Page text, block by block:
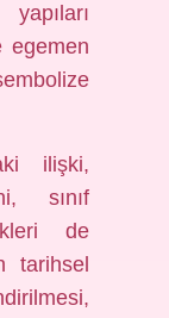
egemen
ilişki,
sınıf
de
tarihsel